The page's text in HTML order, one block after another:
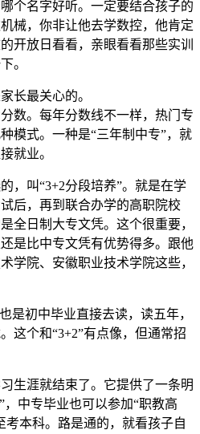
个名字好听。一定要结合孩子的
械，你非让他去学数控，他肯定
开放日看看，亲眼看看那些实训
。
长最关心的。
数。每年分数线不一样，热门专
模式。一种是“三年制中专”，就
就业。
，叫“3+2分段培养”。就是在学
后，再到联合办学的高职院校
全日制大专文凭。这个很重要，
是比中专文凭有优势得多。跟他
学院、安徽职业技术学院这些，
是初中毕业直接去读，读五年，
这个和“3+2”有点像，但通常招
生涯就结束了。它提供了一条明
，中专毕业也可以参加“职教高
考本科。路是通的，就看孩子自